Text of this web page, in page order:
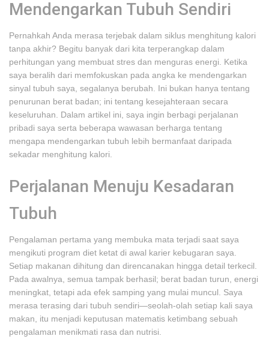
Mendengarkan Tubuh Sendiri
Pernahkah Anda merasa terjebak dalam siklus menghitung kalori
tanpa akhir? Begitu banyak dari kita terperangkap dalam
perhitungan yang membuat stres dan menguras energi. Ketika
saya beralih dari memfokuskan pada angka ke mendengarkan
sinyal tubuh saya, segalanya berubah. Ini bukan hanya tentang
penurunan berat badan; ini tentang kesejahteraan secara
keseluruhan. Dalam artikel ini, saya ingin berbagi perjalanan
pribadi saya serta beberapa wawasan berharga tentang
mengapa mendengarkan tubuh lebih bermanfaat daripada
sekadar menghitung kalori.
Perjalanan Menuju Kesadaran
Tubuh
Pengalaman pertama yang membuka mata terjadi saat saya
mengikuti program diet ketat di awal karier kebugaran saya.
Setiap makanan dihitung dan direncanakan hingga detail terkecil.
Pada awalnya, semua tampak berhasil; berat badan turun, energi
meningkat, tetapi ada efek samping yang mulai muncul. Saya
merasa terasing dari tubuh sendiri—seolah-olah setiap kali saya
makan, itu menjadi keputusan matematis ketimbang sebuah
pengalaman menikmati rasa dan nutrisi.